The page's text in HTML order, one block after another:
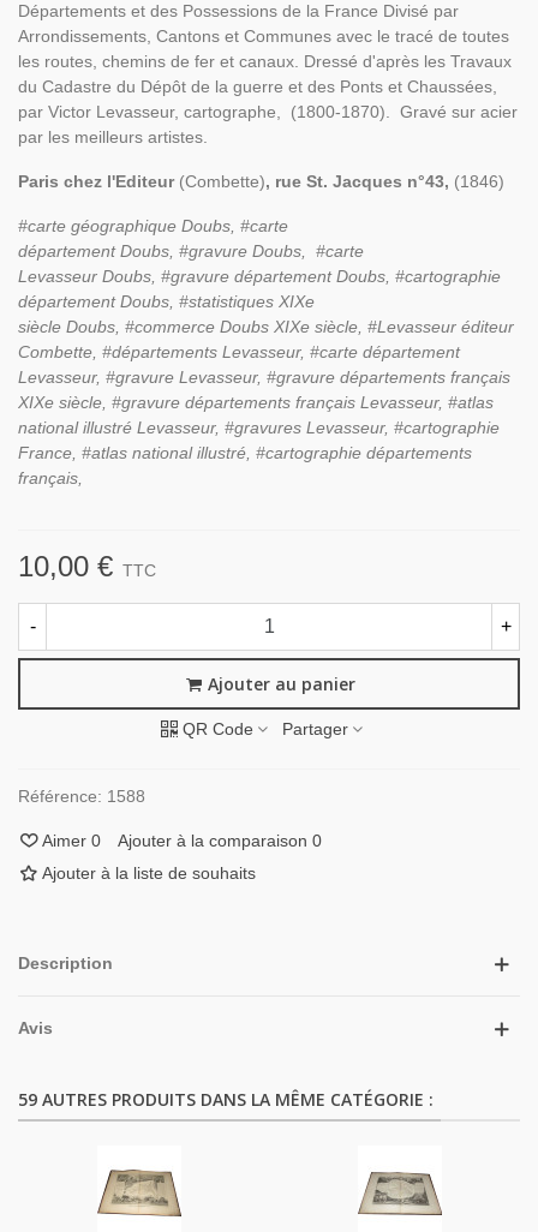
Départements et des Possessions de la France Divisé par
Arrondissements, Cantons et Communes avec le tracé de toutes
les routes, chemins de fer et canaux. Dressé d'après les Travaux
du Cadastre du Dépôt de la guerre et des Ponts et Chaussées,
par Victor Levasseur, cartographe, (1800-1870). Gravé sur acier
par les meilleurs artistes.
Paris chez l'Editeur (Combette), rue St. Jacques n°43, (1846)
#carte géographique Doubs, #carte
départementDoubs, #gravure Doubs,
#carte
Levasseur Doubs, #gravure départementDoubs, #cartographie
départementDoubs, #statistiques XIXe
siècle Doubs, #commerce Doubs XIXe siècle, #Levasseur éditeur
Combette, #départements Levasseur, #carte département
Levasseur, #gravure Levasseur, #gravure départements français
XIXe siècle, #gravure départements français Levasseur, #atlas
national illustré Levasseur, #gravures Levasseur, #cartographie
France, #atlas national illustré, #cartographie départements
français,
10,00 € TTC
- +
Ajouter au panier
QR Code Partager
Référence: 1588
Aimer 0 Ajouter à la comparaison 0
Ajouter à la liste de souhaits
Description
Avis
59 AUTRES PRODUITS DANS LA MÊME CATÉGORIE :